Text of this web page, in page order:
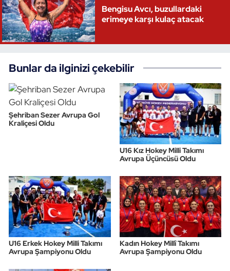
Bengisu Avcı, buzullardaki
erimeye karşı kulaç atacak
Bunlar da ilginizi çekebilir
Şehriban Sezer Avrupa Gol
Kraliçesi Oldu
U16 Kız Hokey Milli Takımı
Avrupa Üçüncüsü Oldu
U16 Erkek Hokey Milli Takımı
Avrupa Şampiyonu Oldu
Kadın Hokey Millî Takımı
Avrupa Şampiyonu Oldu
Tekvando
Tenis
Voleybol
Vücut Geliştirme Fitness
Yüzme